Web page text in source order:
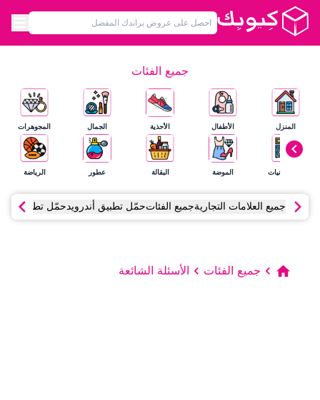
جميع الفئات
المنزل
الإلكترونيات
الأطفال
الموضة
الأحذية
البقالة
الجمال
عطور
المجوهرات
الرياضة
جميع العلامات التجاريةجميع الفئاتحمّل تطبيق أندرويدحمّل تطبيق آي
جميع الفئات الأسئلة الشائعة